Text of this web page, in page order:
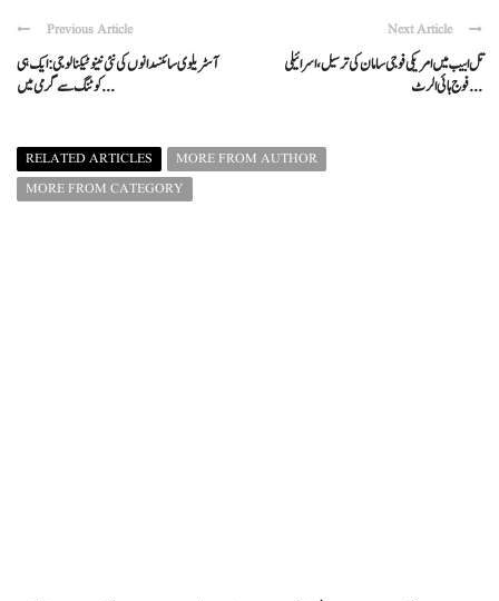
Previous Article
آسٹریلوی سائنسدانوں کی نئی نینو ٹیکنالوجی: ایک ہی
کوٹنگ سے گرمی میں ...
Next Article
تل ابیب میں امریکی فوجی سامان کی ترسیل، اسرائیلی
فوج ہائی الرٹ ...
RELATED ARTICLES
MORE FROM AUTHOR
MORE FROM CATEGORY